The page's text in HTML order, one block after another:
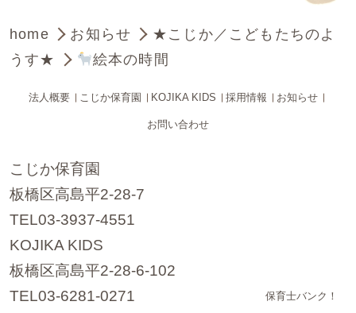
home お知らせ
★こじか／こどもたちのよ
うす★
絵本の時間
法人概要 こじか保育園 KOJIKA KIDS 採用情報 お知らせ
お問い合わせ
こじか保育園
板橋区高島平2-28-7
TEL03-3937-4551
KOJIKA KIDS
板橋区高島平2-28-6-102
TEL03-6281-0271
保育士バンク！